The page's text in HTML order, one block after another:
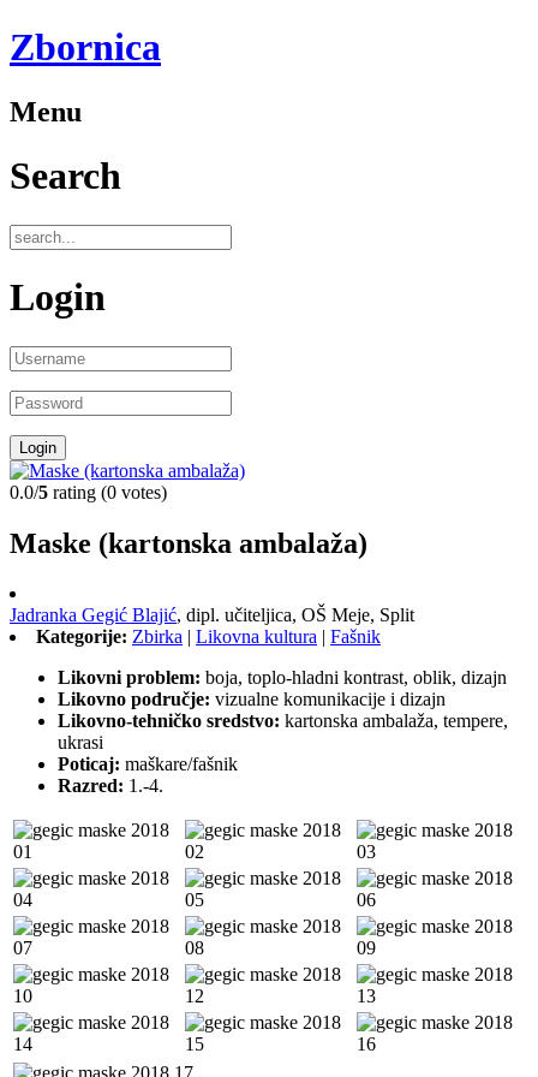
Zbornica
Menu
Search
Login
0.0/5 rating (0 votes)
Maske (kartonska ambalaža)
Jadranka Gegić Blajić, dipl. učiteljica, OŠ Meje, Split
Kategorije: Zbirka | Likovna kultura | Fašnik
Likovni problem: boja, toplo-hladni kontrast, oblik, dizajn
Likovno područje: vizualne komunikacije i dizajn
Likovno-tehničko sredstvo: kartonska ambalaža, tempere,
ukrasi
Poticaj: maškare/fašnik
Razred: 1.-4.